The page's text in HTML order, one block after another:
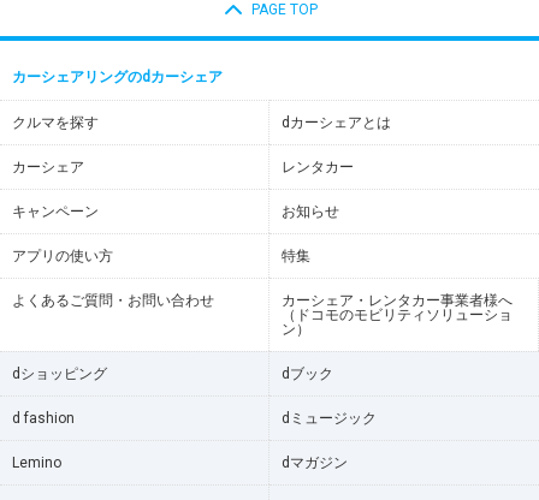
PAGE TOP
カーシェアリングのdカーシェア
クルマを探す dカーシェアとは
カーシェア レンタカー
キャンペーン お知らせ
アプリの使い方 特集
よくあるご質問・お問い合わせ
カーシェア・レンタカー事業者様へ
（ドコモのモビリティソリューショ
ン）
dショッピング dブック
d fashion dミュージック
Lemino dマガジン